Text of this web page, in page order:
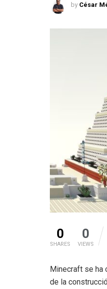
by César
0
SHARES
0
VIEWS
Minecraft se ha
de la